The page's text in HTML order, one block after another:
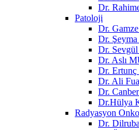
Dr.
Patoloji
Dr.
Dr.
Dr.
Dr. Aslı
Dr.
Dr. Ali
Dr.
Dr.Hülya
Radyasyon
Dr.